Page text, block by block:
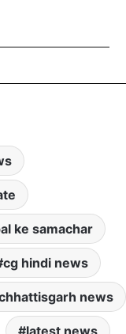
ke samachar
cg hindi news
news